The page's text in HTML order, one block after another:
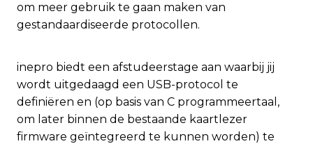
om meer gebruik te gaan maken van
gestandaardiseerde protocollen.
inepro biedt een afstudeerstage aan waarbij jij
wordt uitgedaagd een USB-protocol te
definiëren en (op basis van C programmeertaal,
om later binnen de bestaande kaartlezer
firmware geïntegreerd te kunnen worden) te